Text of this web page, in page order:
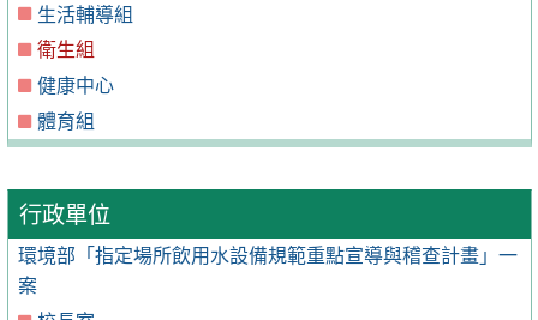
生活輔導組
衛生組
健康中心
體育組
行政單位
環境部「指定場所飲用水設備規範重點宣導與稽查計畫」一
案